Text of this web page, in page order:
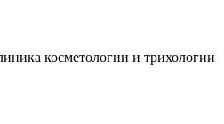
косметологии и трихологии